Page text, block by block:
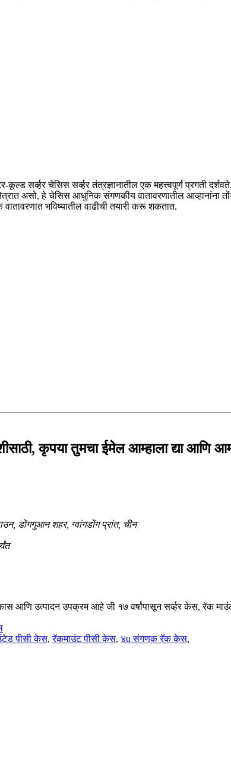
कूल्ड सर्व्हर चेसिस सर्व्हर तंत्रज्ञानातील एक महत्त्वपूर्ण प्रगती
असो, हे चेसिस आधुनिक संगणकीय वातावरणातील
भविष्यातील वाढीची तयारी करू शकतात.
कृपया तुमचा ईमेल आम्हाला द्या आणि
डोंगगुआन शहर, ग्वांगडोंग प्रांत, चीन
आणि उत्पादन उपक्रम आहे जी १७ वर्षांपासून सर्व्हर केस, रॅक
पीसी केस,रॅकमाउंट पीसी केस, ४u संगणक रॅक केस,